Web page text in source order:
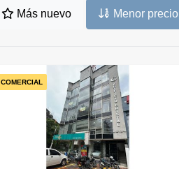
Más nuevo Menor precio
COMERCIAL